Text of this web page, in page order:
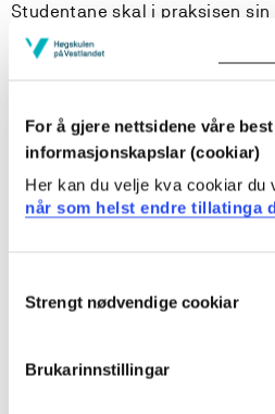
For å gjere nettsidene våre
informasjonskapslar (cookiar)
Her kan du velje kva cookiar du
når som helst endre tillatinga
Selection
Strengt nødvendige cookiar
Brukarinnstillingar
Studentane skal i praksisen sin
observasjonar, og etter kvart
ansvar for planlegging og
vært spesifisert i
Studenten, praksislærar og
fleire møtepunkt i løpet av
praksis vert gjennomført vert
for praksis.
Læringsutbytte